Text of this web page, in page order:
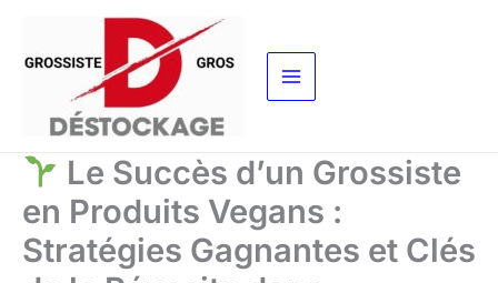
contenu
Le Succès d’un Grossiste
en Produits Vegans :
Stratégies Gagnantes et Clés